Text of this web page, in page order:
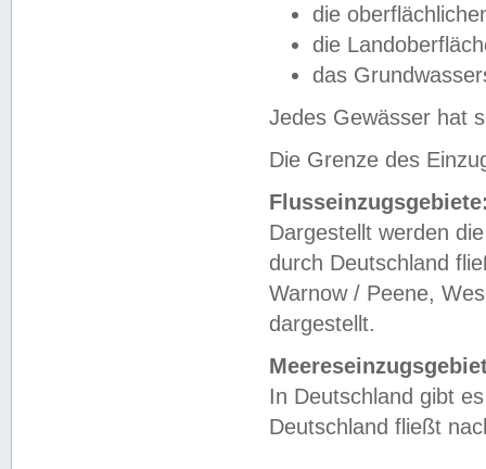
die
die
das
Jedes Gewässer hat
Die Grenze des
Dargestellt werden
durch Deutschland
Warnow / Peene,
dargestellt.
In Deutschland gibt
Deutschland fließt